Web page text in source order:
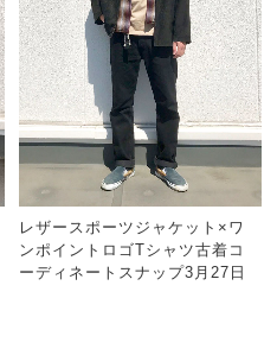
レザースポーツジャケット×ワ
ンポイントロゴTシャツ古着コ
ーディネートスナップ3月27日